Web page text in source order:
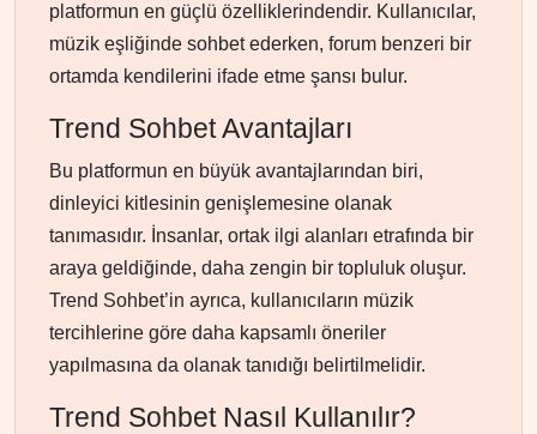
platformun en güçlü özelliklerindendir. Kullanıcılar,
müzik eşliğinde sohbet ederken, forum benzeri bir
ortamda kendilerini ifade etme şansı bulur.
Trend Sohbet Avantajları
Bu platformun en büyük avantajlarından biri,
dinleyici kitlesinin genişlemesine olanak
tanımasıdır. İnsanlar, ortak ilgi alanları etrafında bir
araya geldiğinde, daha zengin bir topluluk oluşur.
Trend Sohbet’in ayrıca, kullanıcıların müzik
tercihlerine göre daha kapsamlı öneriler
yapılmasına da olanak tanıdığı belirtilmelidir.
Trend Sohbet Nasıl Kullanılır?